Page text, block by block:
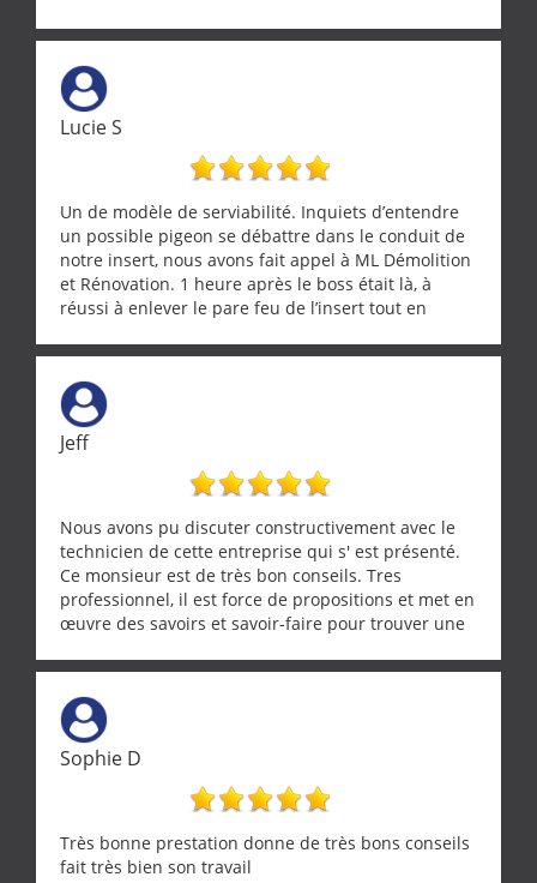
Lucie S
Un de modèle de serviabilité. Inquiets d’entendre
un possible pigeon se débattre dans le conduit de
notre insert, nous avons fait appel à ML Démolition
et Rénovation. 1 heure après le boss était là, à
réussi à enlever le pare feu de l’insert tout en
tourterelle et s’est ensuite patiemment occupé de
l’oiseau jusqu’à ce qu’il reprenne ses esprits et
puisse s’envoler. Après quoi il a procédé au
ramonage de notre insert avec dextérité et une
grande propreté, nous gratifiant également de
nombreux conseils concernant d’autres sujets. Un
entrepreneur comme on souhaite en rencontrer.
Encore un grand merci à lui.
Jeff
Nous avons pu discuter constructivement avec le
technicien de cette entreprise qui s' est présenté.
Ce monsieur est de très bon conseils. Tres
professionnel, il est force de propositions et met en
œuvre des savoirs et savoir-faire pour trouver une
demande de l écoute et de la considération, ce qui
ne se trouve que chez les pationnés de leur métier.
Merci a ce monsieur pour sa disponibilité
Sophie D
Très bonne prestation donne de très bons conseils
fait très bien son travail